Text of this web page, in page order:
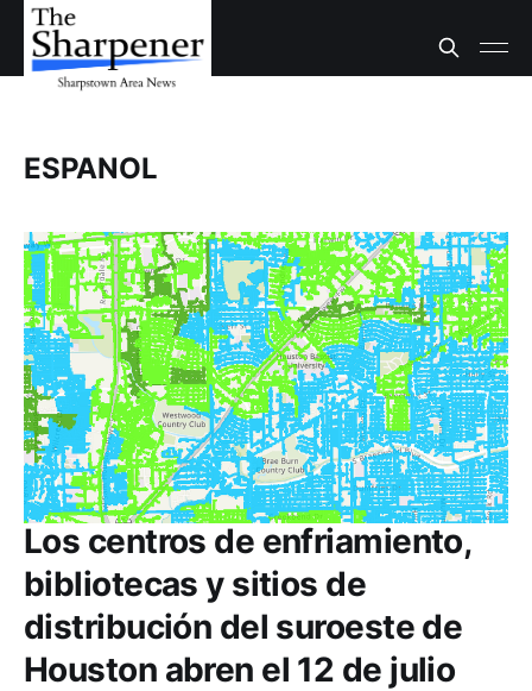
ESPANOL
Los centros de enfriamiento,
bibliotecas y sitios de
distribución del suroeste de
Houston abren el 12 de julio